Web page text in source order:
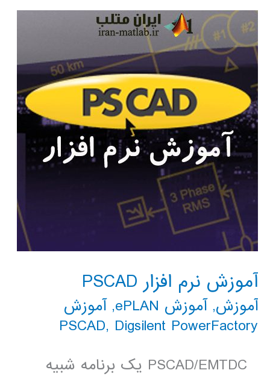
آموزش نرم افزار PSCAD
آموزش,آموزش ePLAN ,آموزش
PSCAD, Digsilent PowerFactory
PSCAD/EMTDC یک برنامه شبیه